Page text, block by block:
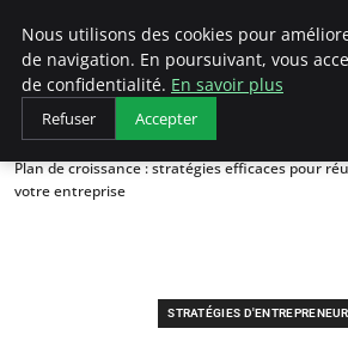
LECFCM
Accueil
Stratégies d'entrepreneuriat
Plan de croissance : stratégies efficaces pour
votre entreprise
STRATÉGIES
Nous utilisons des cookies pour
de navigation. En poursuivant, vous
de confidentialité. En savoir plus
Refuser Accepter